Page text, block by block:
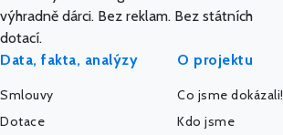
výhradně dárci. Bez reklam. Bez státních
dotací.
Data, fakta, analýzy
Smlouvy
Dotace
O projektu
Co jsme dokázali!
Kdo jsme